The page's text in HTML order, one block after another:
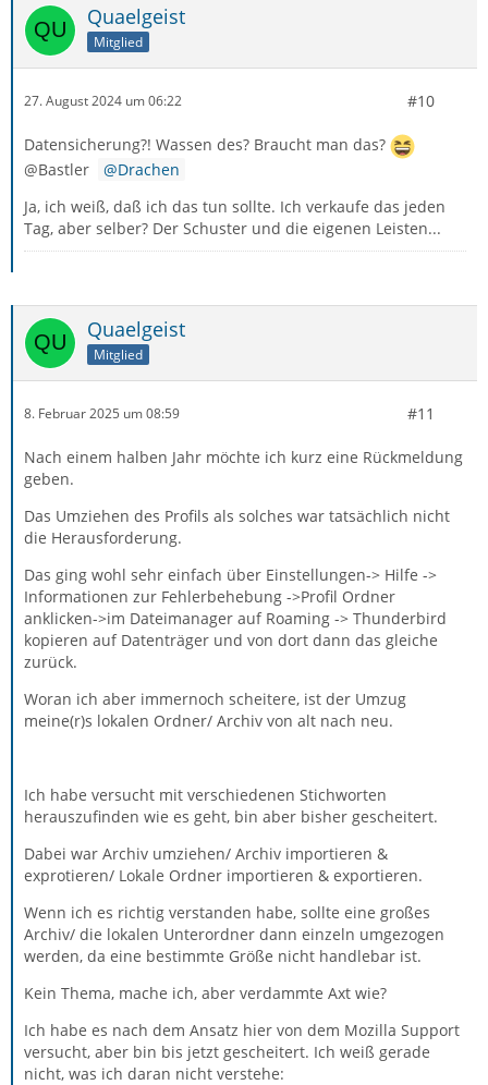
Quaelgeist
Mitglied
27. August 2024 um 06:22 #10
Datensicherung?! Wassen des? Braucht man das?
@Bastler
Drachen
Ja, ich weiß, daß ich das tun sollte. Ich verkaufe das jeden
Tag, aber selber? Der Schuster und die eigenen Leisten...
Quaelgeist
Mitglied
8. Februar 2025 um 08:59 #11
Nach einem halben Jahr möchte ich kurz eine Rückmeldung
geben.
Das Umziehen des Profils als solches war tatsächlich nicht
die Herausforderung.
Das ging wohl sehr einfach über Einstellungen-> Hilfe ->
Informationen zur Fehlerbehebung ->Profil Ordner
anklicken->im Dateimanager auf Roaming -> Thunderbird
kopieren auf Datenträger und von dort dann das gleiche
zurück.
Woran ich aber immernoch scheitere, ist der Umzug
meine(r)s lokalen Ordner/ Archiv von alt nach neu.
Ich habe versucht mit verschiedenen Stichworten
herauszufinden wie es geht, bin aber bisher gescheitert.
Dabei war Archiv umziehen/ Archiv importieren &
exprotieren/ Lokale Ordner importieren & exportieren.
Wenn ich es richtig verstanden habe, sollte eine großes
Archiv/ die lokalen Unterordner dann einzeln umgezogen
werden, da eine bestimmte Größe nicht handlebar ist.
Kein Thema, mache ich, aber verdammte Axt wie?
Ich habe es nach dem Ansatz hier von dem Mozilla Support
versucht, aber bin bis jetzt gescheitert. Ich weiß gerade
nicht, was ich daran nicht verstehe: